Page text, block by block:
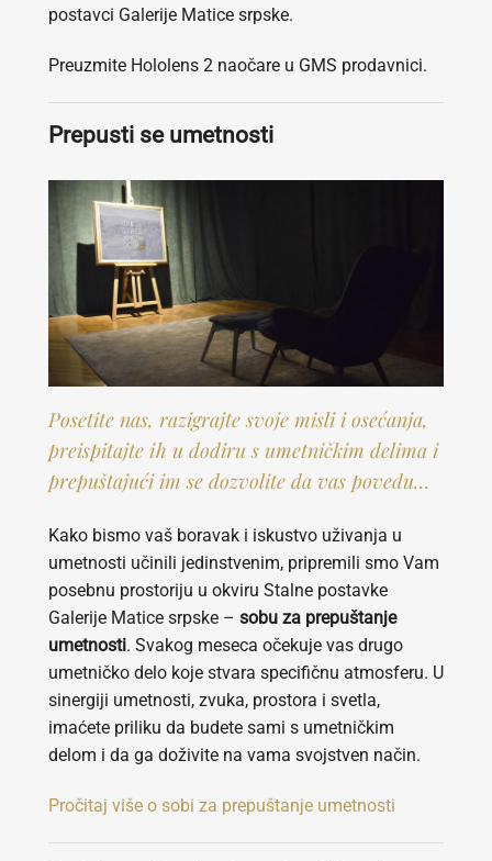
postavci Galerije Matice srpske.
Preuzmite Hololens 2 naočare u GMS prodavnici.
Prepusti se umetnosti
Posetite nas, razigrajte svoje misli i osećanja,
preispitajte ih u dodiru s umetničkim delima i
prepuštajući im se dozvolite da vas povedu…
Kako bismo vaš boravak i iskustvo uživanja u
umetnosti učinili jedinstvenim, pripremili smo Vam
posebnu prostoriju u okviru Stalne postavke
Galerije Matice srpske – sobu za prepuštanje
umetnosti. Svakog meseca očekuje vas drugo
umetničko delo koje stvara specifičnu atmosferu. U
sinergiji umetnosti, zvuka, prostora i svetla,
imaćete priliku da budete sami s umetničkim
delom i da ga doživite na vama svojstven način.
Pročitaj više o sobi za prepuštanje umetnosti